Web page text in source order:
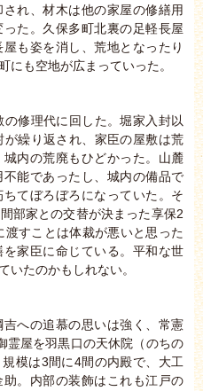
れ、材木は他の家屋の修繕用
た。久保多町北裏の足軽長屋
も姿を消し、荒地となったり
にも空地が広まっていった。
修理代に回した。堀家入封以
繰り返され、家臣の屋敷は荒
内の荒廃もひどかった。山麓
能であったし、城内の備品で
てぼろぼろになっていた。そ
部家との交替が決まった享保2
渡すことは体裁が悪いと思った
家臣に命じている。平和な世
いたのかもしれない。
への追慕の思いは強く、常憲
霊屋を羽黒口の天休院（のちの
模は3間に4間の内殿で、大工
。内部の装飾はこれも江戸の